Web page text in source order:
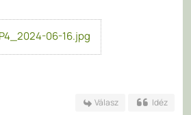
06-16.jpg
Válasz Idéz